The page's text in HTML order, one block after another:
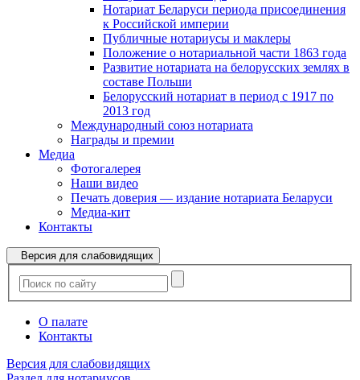
Нотариат Беларуси периода присоединения
к Российской империи
Публичные нотариусы и маклеры
Положение о нотариальной части 1863 года
Развитие нотариата на белорусских землях в
составе Польши
Белорусский нотариат в период с 1917 по
2013 год
Международный союз нотариата
Награды и премии
Медиа
Фотогалерея
Наши видео
Печать доверия — издание нотариата Беларуси
Медиа-кит
Контакты
Версия для слабовидящих
О палате
Контакты
Версия для слабовидящих